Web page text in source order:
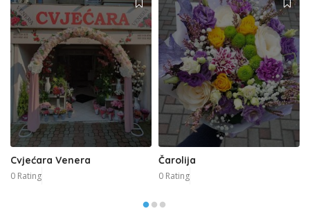
Cvjećara Venera
0 Rating
Čarolija
0 Rating